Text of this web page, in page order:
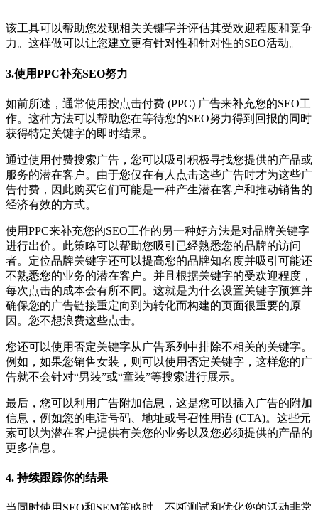
该工具可以帮助您发现相关关键字并评估其受欢迎程度和竞争
力。这样做可以让您建立更有针对性和针对性的SEO活动。
3.使用PPC补充SEO努力
如前所述，通常使用按点击付费 (PPC) 广告来补充您的SEO工
作。这种方法可以帮助您在等待您的SEO努力得到回报的同时
获得特定关键字的即时结果。
通过使用付费搜索广告，您可以吸引积极寻找您提供的产品或
服务的潜在客户。由于您仅在有人点击这些广告时才为这些广
告付费，因此购买它们可能是一种产生潜在客户和推动销售的
经济有效的方式。
使用PPC来补充您的SEO工作的另一种好方法是对品牌关键字
进行出价。此策略可以帮助您吸引已经熟悉您的品牌的访问
者。定位品牌关键字还可以提高您的品牌知名度并吸引可能还
不熟悉您的业务的潜在客户。并且根据关键字的受欢迎程度，
每次点击的成本会有所不同。这就是为什么设置关键字预算并
确保您的广告链接重定向到为转化而构建的页面很重要的原
因。您不想浪费这些点击。
您还可以使用否定关键字从广告系列中排除不相关的关键字。
例如，如果您销售女装，则可以使用否定关键字，这样您的广
告就不会针对“男装”或“童装”等搜索进行展示。
最后，您可以利用广告附加信息，这是您可以插入广告的附加
信息，例如您的电话号码、地址或号召性用语 (CTA)。这些元
素可以为潜在客户提供有关您的业务以及您必须提供的产品的
更多信息。
4. 持续跟踪你的结果